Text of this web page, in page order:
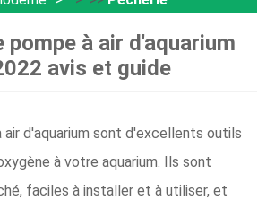
pompe à air d'aquarium
avis et guide
air d'aquarium sont d'excellents outils
à votre aquarium. Ils sont
faciles à installer et à utiliser, et